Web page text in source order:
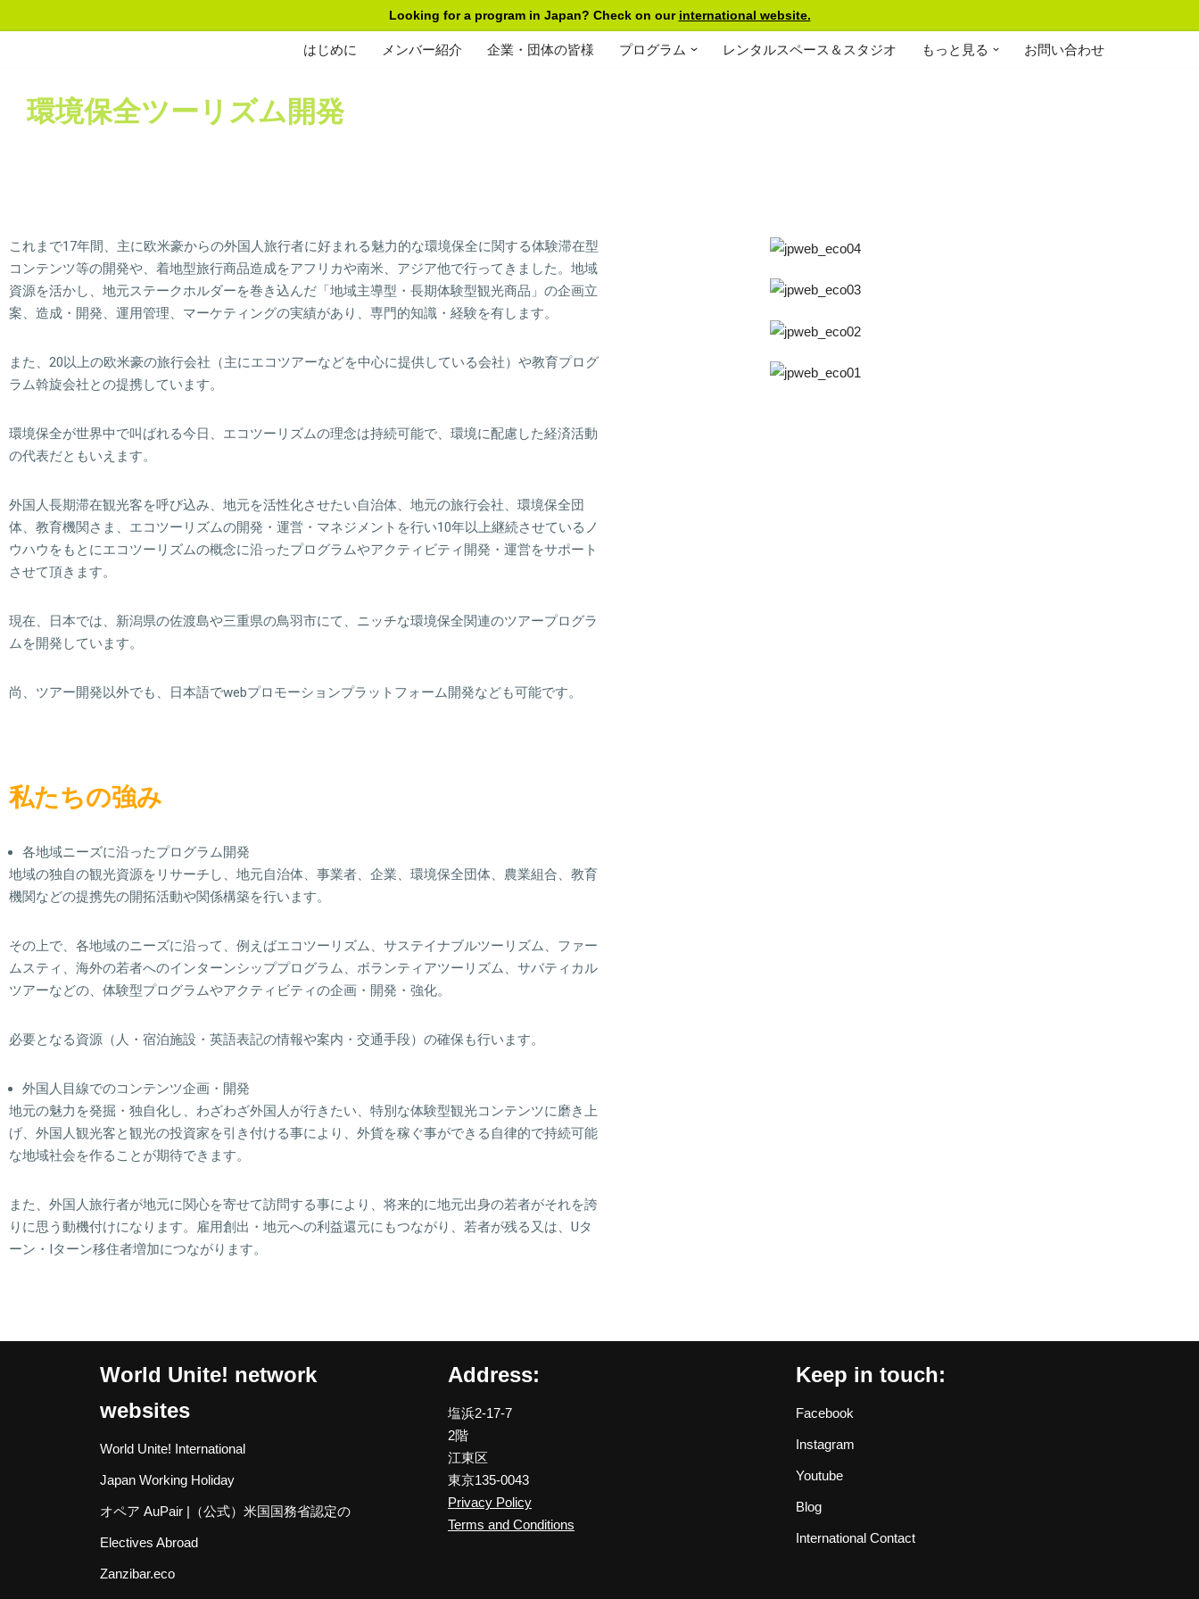
Looking for a program in Japan? Check on our international website.
はじめに メンバー紹介 企業・団体の皆様 プログラム レンタルスペース＆スタジオ もっと見る お問い合わせ
環境保全ツーリズム開発
これまで17年間、主に欧米豪からの外国人旅行者に好まれる魅力的な環境保全に関する体験滞在型
コンテンツ等の開発や、着地型旅行商品造成をアフリカや南米、アジア他で行ってきました。地域
資源を活かし、地元ステークホルダーを巻き込んだ「地域主導型・長期体験型観光商品」の企画立
案、造成・開発、運用管理、マーケティングの実績があり、専門的知識・経験を有します。
また、20以上の欧米豪の旅行会社（主にエコツアーなどを中心に提供している会社）や教育プログ
ラム斡旋会社との提携しています。
環境保全が世界中で叫ばれる今日、エコツーリズムの理念は持続可能で、環境に配慮した経済活動
の代表だともいえます。
外国人長期滞在観光客を呼び込み、地元を活性化させたい自治体、地元の旅行会社、環境保全団
体、教育機関さま、エコツーリズムの開発・運営・マネジメントを行い10年以上継続させているノ
ウハウをもとにエコツーリズムの概念に沿ったプログラムやアクティビティ開発・運営をサポート
させて頂きます。
現在、日本では、新潟県の佐渡島や三重県の鳥羽市にて、ニッチな環境保全関連のツアープログラ
ムを開発しています。
尚、ツアー開発以外でも、日本語でwebプロモーションプラットフォーム開発なども可能です。
私たちの強み
各地域ニーズに沿ったプログラム開発
地域の独自の観光資源をリサーチし、地元自治体、事業者、企業、環境保全団体、農業組合、教育
機関などの提携先の開拓活動や関係構築を行います。
その上で、各地域のニーズに沿って、例えばエコツーリズム、サステイナブルツーリズム、ファー
ムスティ、海外の若者へのインターンシッププログラム、ボランティアツーリズム、サバティカル
ツアーなどの、体験型プログラムやアクティビティの企画・開発・強化。
必要となる資源（人・宿泊施設・英語表記の情報や案内・交通手段）の確保も行います。
外国人目線でのコンテンツ企画・開発
地元の魅力を発掘・独自化し、わざわざ外国人が行きたい、特別な体験型観光コンテンツに磨き上
げ、外国人観光客と観光の投資家を引き付ける事により、外貨を稼ぐ事ができる自律的で持続可能
な地域社会を作ることが期待できます。
また、外国人旅行者が地元に関心を寄せて訪問する事により、将来的に地元出身の若者がそれを誇
りに思う動機付けになります。雇用創出・地元への利益還元にもつながり、若者が残る又は、Uタ
ーン・Iターン移住者増加につながります。
World Unite! network
websites
World Unite! International
Japan Working Holiday
オペア AuPair |（公式）米国国務省認定の
Electives Abroad
Zanzibar.eco
Address:
塩浜2-17-7
2階
江東区
東京135-0043
Privacy Policy
Terms and Conditions
Keep in touch:
Facebook
Instagram
Youtube
Blog
International Contact